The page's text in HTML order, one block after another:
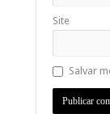
Site
Salvar